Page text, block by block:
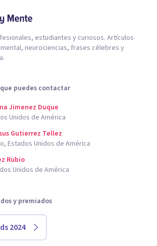
estudiantes y curiosos. Artículos
neurociencias, frases célebres y
puedes contactar
Jimenez Duque
Unidos de América
Gutierrez Tellez
Estados Unidos de América
Rubio
Unidos de América
y premiados
2024